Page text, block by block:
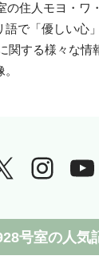
の住人モヨ・ワ
語で「優しい心
関する様々な情
号室の人気